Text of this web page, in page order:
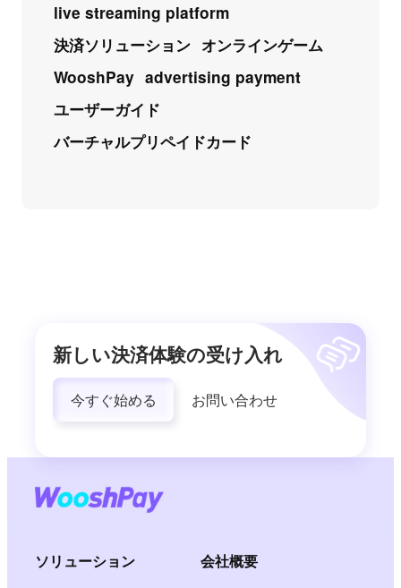
live streaming platform
決済ソリューション オンラインゲーム
WooshPay advertising payment
ユーザーガイド
バーチャルプリペイドカード
新しい決済体験の受け入れ
今すぐ始める お問い合わせ
ソリューション 会社概要